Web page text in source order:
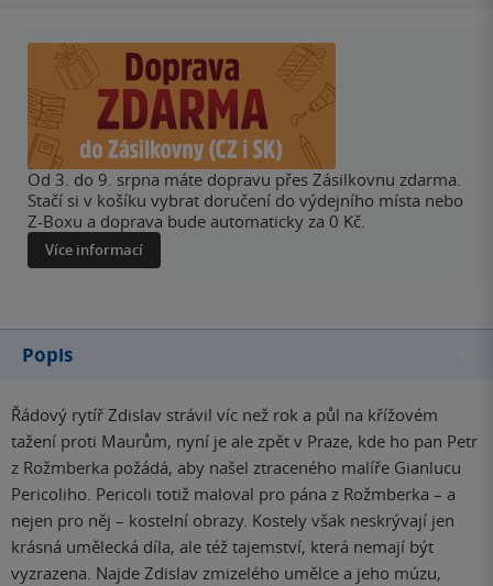
Od 3. do 9. srpna máte dopravu přes Zásilkovnu zdarma.
Stačí si v košíku vybrat doručení do výdejního místa nebo
Z-Boxu a doprava bude automaticky za 0 Kč.
Více informací
Popis
Řádový rytíř Zdislav strávil víc než rok a půl na křížovém
tažení proti Maurům, nyní je ale zpět v Praze, kde ho pan Petr
z Rožmberka požádá, aby našel ztraceného malíře Gianlucu
Pericoliho. Pericoli totiž maloval pro pána z Rožmberka – a
nejen pro něj – kostelní obrazy. Kostely však neskrývají jen
krásná umělecká díla, ale též tajemství, která nemají být
vyzrazena. Najde Zdislav zmizelého umělce a jeho múzu,